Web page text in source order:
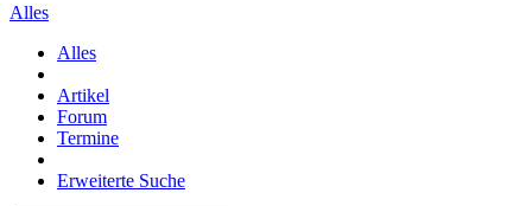
Alles
Alles
Artikel
Forum
Termine
Erweiterte Suche